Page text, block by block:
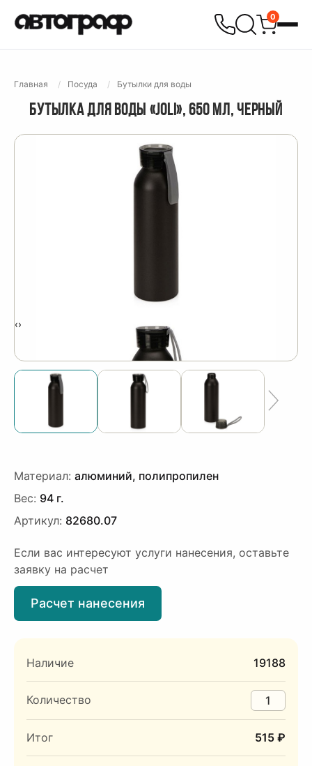
0
Главная Посуда Бутылки для воды
БУТЫЛКА ДЛЯ ВОДЫ «JOLI», 650 МЛ, ЧЕРНЫЙ
‹›
Материал: алюминий, полипропилен
Вес: 94 г.
Артикул: 82680.07
Если вас интересуют услуги нанесения, оставьте
заявку на расчет
Расчет нанесения
Наличие 19188
Количество
Итог 515 ₽